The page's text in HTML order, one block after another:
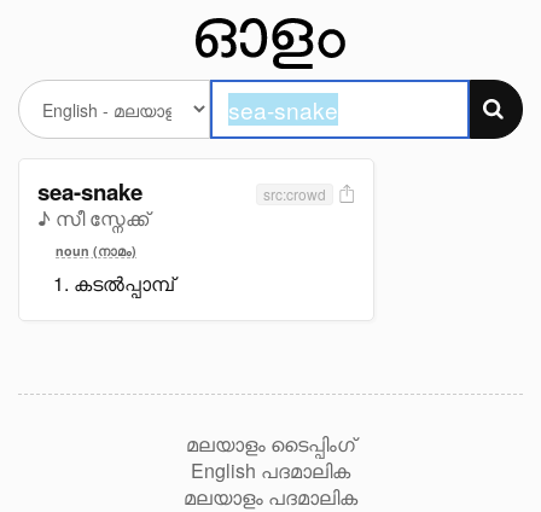
sea-snake
♪ സീ സ്നേക്ക്
src:crowd
noun (നാമം)
കടൽപ്പാമ്പ്
മലയാളം ടൈപ്പിംഗ്
English പദമാലിക
മലയാളം പദമാലിക